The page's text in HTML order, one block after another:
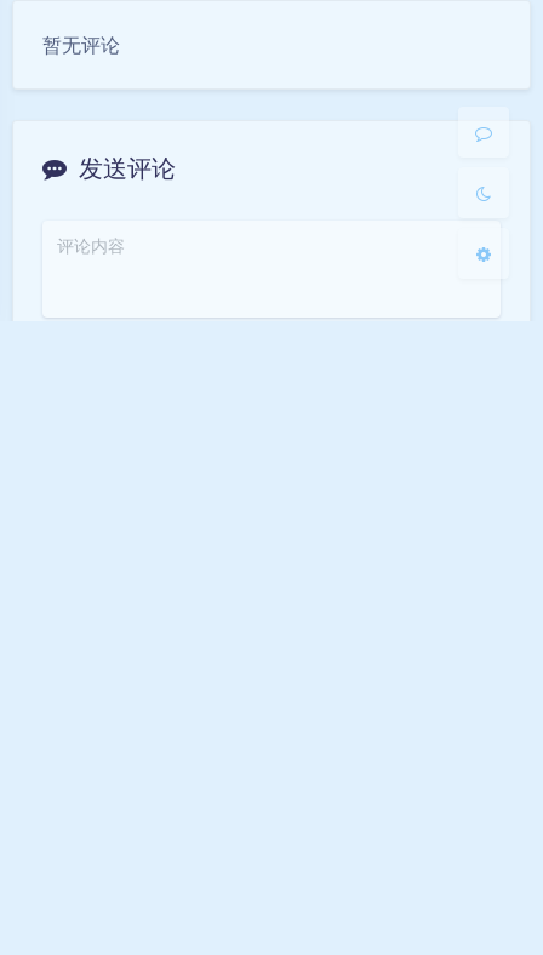
暗黑模式
Sans Serif Serif
深阴影
暂无评论
发送评论